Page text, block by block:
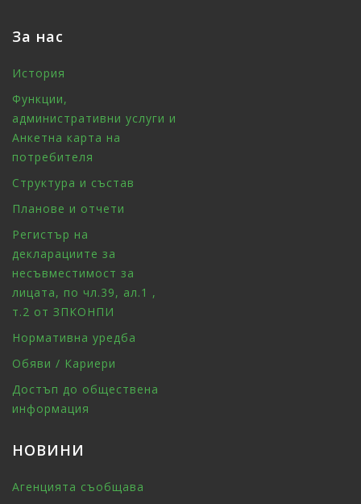
За нас
История
Функции,
административни услуги и
Анкетна карта на
потребителя
Структура и състав
Планове и отчети
Регистър на
декларациите за
несъвместимост за
лицата, по чл.39, ал.1 ,
т.2 от ЗПКОНПИ
Нормативна уредба
Обяви / Кариери
Достъп до обществена
информация
НОВИНИ
Агенцията съобщава